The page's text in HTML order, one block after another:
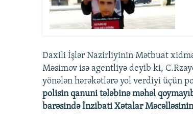
Daxili İşlər Nazirliyinin Mətbuat
Məsimov isə agentliyə deyib ki,
yönələn hərəkətlərə yol verdiyi üçün
polisin qanuni tələbinə məhəl
barəsində İnzibati Xətalar